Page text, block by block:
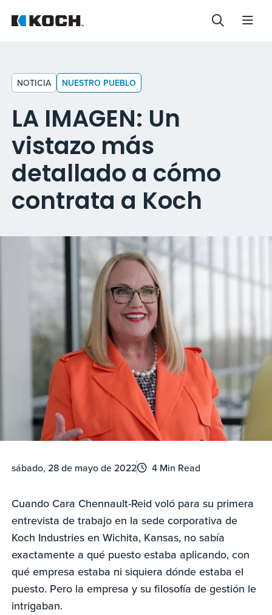
NOTICIA NUESTRO PUEBLO
LA IMAGEN: Un
vistazo más
detallado a cómo
contrata a Koch
sábado, 28 de mayo de 2022 4 Min Read
Cuando Cara Chennault-Reid voló para su primera
entrevista de trabajo en la sede corporativa de
Koch Industries en Wichita, Kansas, no sabía
exactamente a qué puesto estaba aplicando, con
qué empresa estaba ni siquiera dónde estaba el
puesto. Pero la empresa y su filosofía de gestión le
intrigaban.